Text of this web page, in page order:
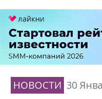
НОВОСТИ 30